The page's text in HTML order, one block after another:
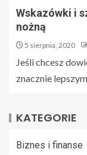
Wskazówki i
nożną
5 sierpnia, 2020
Jeśli chcesz
znacznie
KATEGORIE
Biznes i finanse